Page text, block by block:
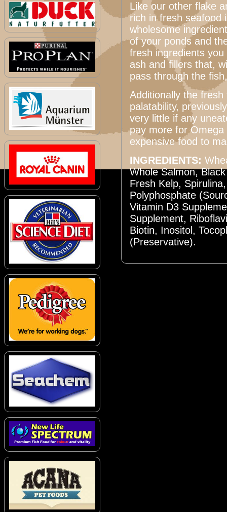
Like our other flake
rich in fresh seafood
wholesome
of your ponds and
fresh ingredients
ash and fillers that,
pass through the
Additionally the
palatability,
very little if any
pay more for
expensive food to
INGREDIENTS:
Whole Salmon,
Fresh Kelp,
Polyphosphate
Vitamin D3
Supplement,
Biotin, Inositol,
(Preservative).